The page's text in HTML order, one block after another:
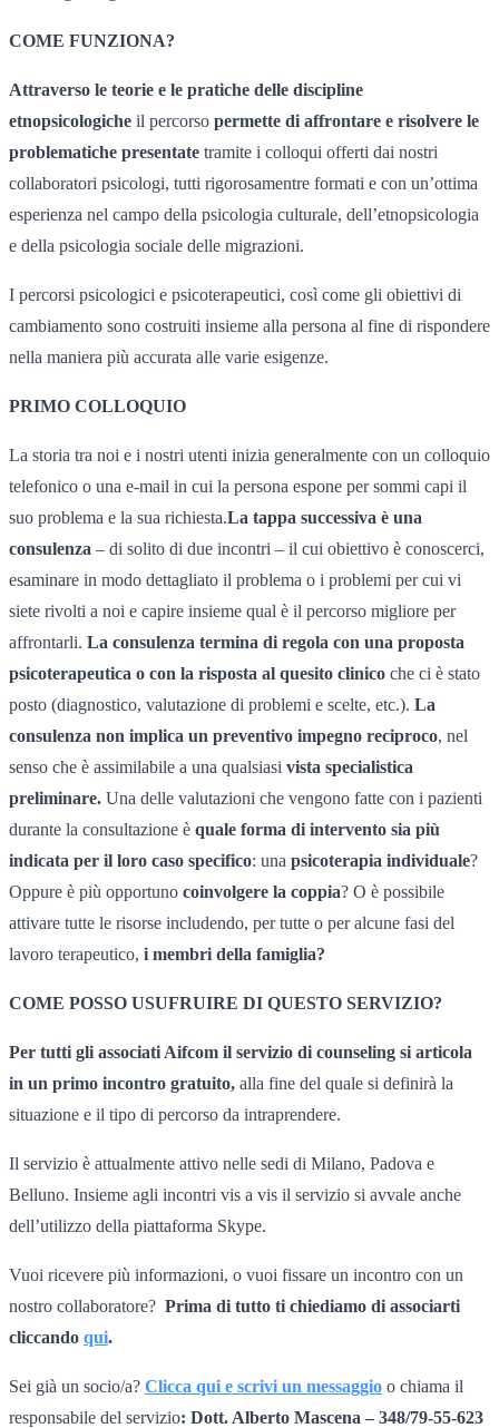
COME FUNZIONA?
Attraverso le teorie e le pratiche delle discipline
etnopsicologiche il percorso permette di affrontare e risolvere le
problematiche presentate tramite i colloqui offerti dai nostri
collaboratori psicologi, tutti rigorosamentre formati e con un’ottima
esperienza nel campo della psicologia culturale, dell’etnopsicologia
e della psicologia sociale delle migrazioni.
I percorsi psicologici e psicoterapeutici, così come gli obiettivi di
cambiamento sono costruiti insieme alla persona al fine di rispondere
nella maniera più accurata alle varie esigenze.
PRIMO COLLOQUIO
La storia tra noi e i nostri utenti inizia generalmente con un colloquio
telefonico o una e-mail in cui la persona espone per sommi capi il
suo problema e la sua richiesta.La tappa successiva è una
consulenza – di solito di due incontri – il cui obiettivo è conoscerci,
esaminare in modo dettagliato il problema o i problemi per cui vi
siete rivolti a noi e capire insieme qual è il percorso migliore per
affrontarli. La consulenza termina di regola con una proposta
psicoterapeutica o con la risposta al quesito clinico che ci è stato
posto (diagnostico, valutazione di problemi e scelte, etc.). La
consulenza non implica un preventivo impegno reciproco, nel
senso che è assimilabile a una qualsiasi vista specialistica
preliminare. Una delle valutazioni che vengono fatte con i pazienti
durante la consultazione è quale forma di intervento sia più
indicata per il loro caso specifico: una psicoterapia individuale?
Oppure è più opportuno coinvolgere la coppia? O è possibile
attivare tutte le risorse includendo, per tutte o per alcune fasi del
lavoro terapeutico, i membri della famiglia?
COME POSSO USUFRUIRE DI QUESTO SERVIZIO?
Per tutti gli associati Aifcom il servizio di counseling si articola
in un primo incontro gratuito, alla fine del quale si definirà la
situazione e il tipo di percorso da intraprendere.
Il servizio è attualmente attivo nelle sedi di Milano, Padova e
Belluno. Insieme agli incontri vis a vis il servizio si avvale anche
dell’utilizzo della piattaforma Skype.
Vuoi ricevere più informazioni, o vuoi fissare un incontro con un
nostro collaboratore? Prima di tutto ti chiediamo di associarti
cliccando qui.
Sei già un socio/a? Clicca qui e scrivi un messaggio o chiama il
responsabile del servizio: Dott. Alberto Mascena – 348/79-55-623